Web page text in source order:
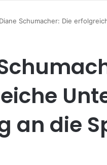
Diane Schumacher: Die
an die